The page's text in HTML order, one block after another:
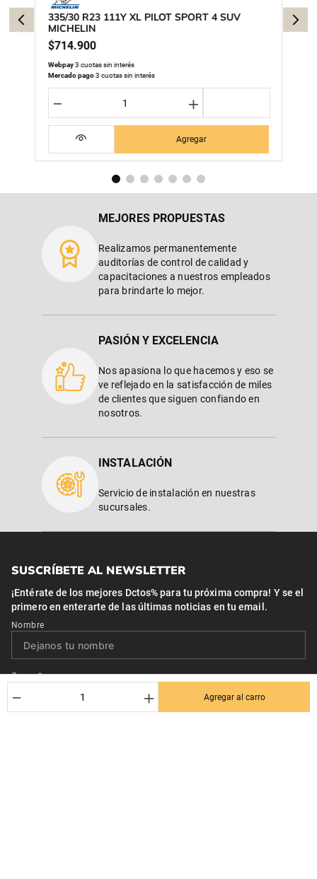
＋
－ Agregar al carro
335/30 R23 111Y XL PILOT SPORT 4 SUV
MICHELIN
$714.900
Webpay3 cuotas sin interés
Mercado pago3 cuotas sin interés
＋
－
Agregar
MEJORES PROPUESTAS
Realizamos permanentemente
auditorías de control de calidad y
capacitaciones a nuestros empleados
para brindarte lo mejor.
PASIÓN Y EXCELENCIA
Nos apasiona lo que hacemos y eso se
ve reflejado en la satisfacción de miles
de clientes que siguen confiando en
nosotros.
INSTALACIÓN
Servicio de instalación en nuestras
sucursales.
SUSCRÍBETE AL NEWSLETTER
¡Entérate de los mejores Dctos% para tu próxima compra! Y se el
primero en enterarte de las últimas noticias en tu email.
Nombre
Correo*